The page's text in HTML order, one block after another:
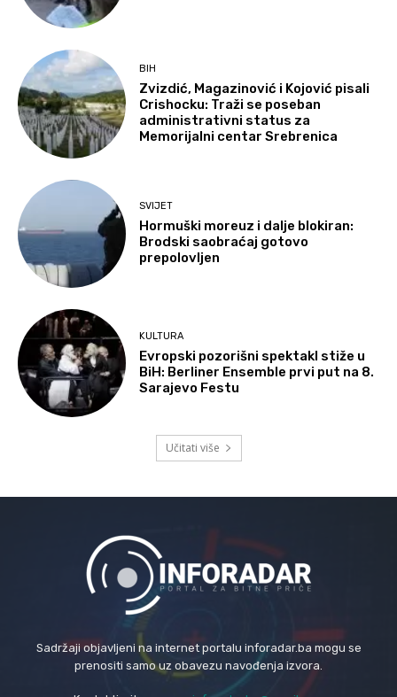
BIH
Zvizdić, Magazinović i Kojović pisali
Crishocku: Traži se poseban
administrativni status za
Memorijalni centar Srebrenica
SVIJET
Hormuški moreuz i dalje blokiran:
Brodski saobraćaj gotovo
prepolovljen
KULTURA
Evropski pozorišni spektakl stiže u
BiH: Berliner Ensemble prvi put na 8.
Sarajevo Festu
Učitati više
Sadržaji objavljeni na internet portalu inforadar.ba mogu se
prenositi samo uz obavezu navođenja izvora.